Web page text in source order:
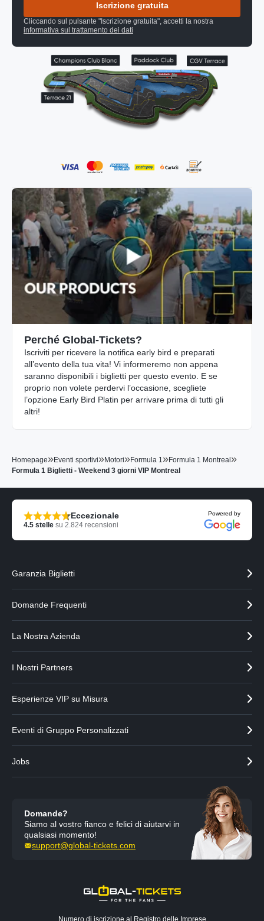
Iscrizione gratuita
Cliccando sul pulsante "Iscrizione gratuita", accetti la nostra
informativa sul trattamento dei dati
Perché Global-Tickets?
Iscriviti per ricevere la notifica early bird e preparati
all’evento della tua vita! Vi informeremo non appena
saranno disponibili i biglietti per questo evento. E se
proprio non volete perdervi l’occasione, scegliete
l’opzione Early Bird Platin per arrivare prima di tutti gli
altri!
Homepage»Eventi sportivi»Motori»Formula 1»Formula 1 Montreal »
Formula 1 Biglietti - Weekend 3 giorni VIP Montreal
Eccezionale
4.5 stelle su 2.824 recensioni
Powered by
Garanzia Biglietti
Domande Frequenti
La Nostra Azienda
I Nostri Partners
Esperienze VIP su Misura
Eventi di Gruppo Personalizzati
Jobs
Domande?
Siamo al vostro fianco e felici di aiutarvi in
qualsiasi momento!
support@global-tickets.com